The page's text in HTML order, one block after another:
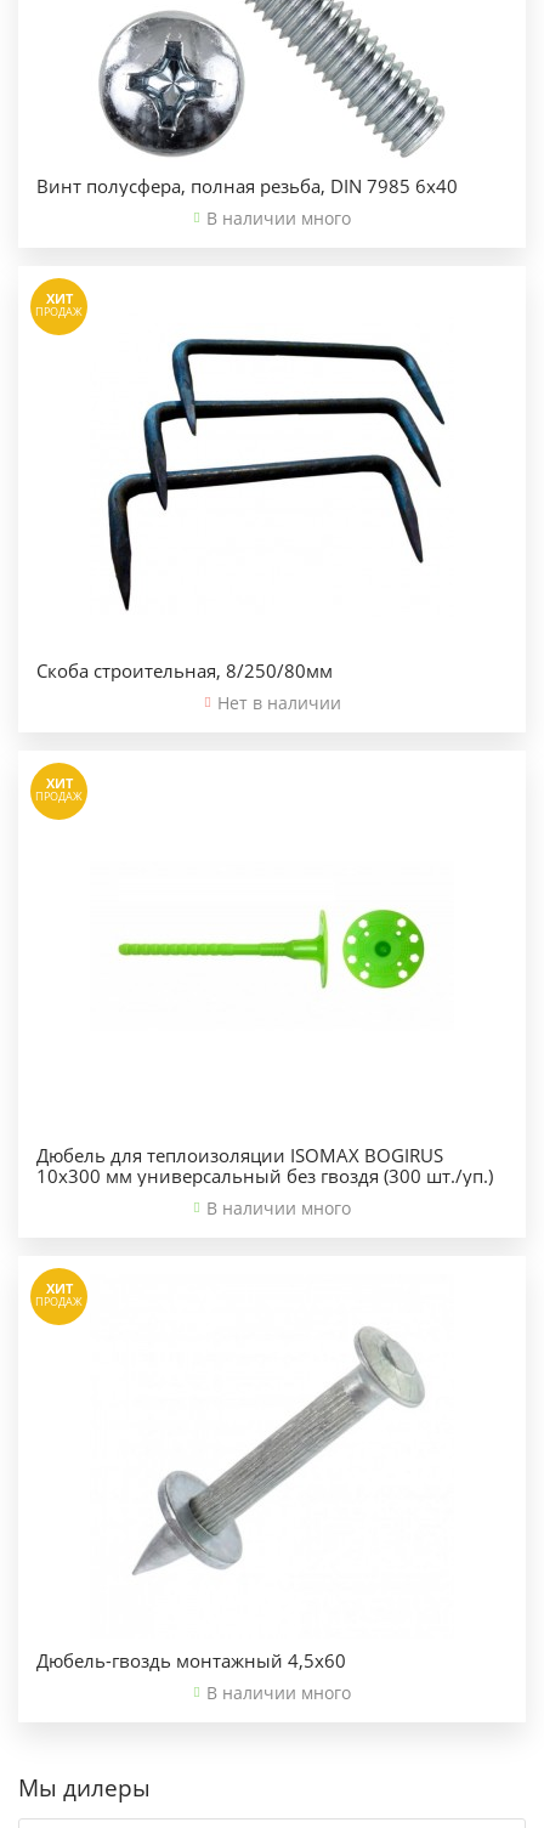
Винт полусфера, полная резьба, DIN 7985 6х40
В наличии много
ХИТ
ПРОДАЖ
Скоба строительная, 8/250/80мм
Нет в наличии
ХИТ
ПРОДАЖ
Дюбель для теплоизоляции ISOMAX BOGIRUS
10х300 мм универсальный без гвоздя (300 шт./уп.)
В наличии много
ХИТ
ПРОДАЖ
Дюбель-гвоздь монтажный 4,5х60
В наличии много
Мы дилеры